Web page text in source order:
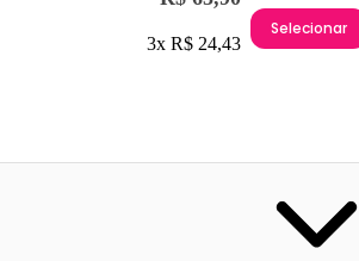
3x R$ 24,43
Selecionar